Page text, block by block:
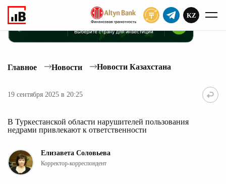
KZ
Главное Новости Новости Казахстана
19 сентября 2025 в 20:25
В Туркестанской области нарушителей пользования
недрами привлекают к ответственности
Елизавета Соловьева
Корректор-корреспондент